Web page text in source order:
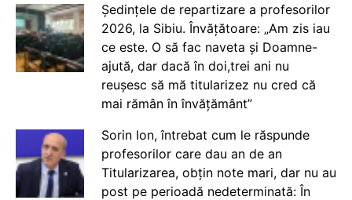
Ședințele de repartizare a profesorilor
2026, la Sibiu. Învățătoare: „Am zis iau
ce este. O să fac naveta și Doamne-
ajută, dar dacă în doi,trei ani nu
reușesc să mă titularizez nu cred că
mai rămân în învățământ”
Sorin Ion, întrebat cum le răspunde
profesorilor care dau an de an
Titularizarea, obțin note mari, dar nu au
post pe perioadă nedeterminată: În